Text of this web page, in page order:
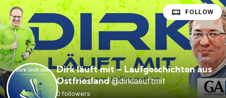
Dirk läuft mit – Laufgeschichten aus
Ostfriesland @dirklaeuftmit
0 followers
FOLLOW